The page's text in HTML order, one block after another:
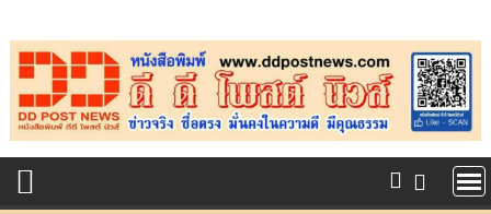
to
content